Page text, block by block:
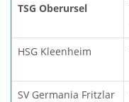
TSG Oberursel
HSG Kleenheim
SV Germania Fritzlar